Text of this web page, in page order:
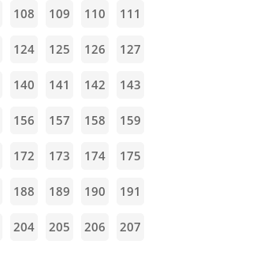
108 109 110 111
124 125 126 127
140 141 142 143
156 157 158 159
172 173 174 175
188 189 190 191
204 205 206 207